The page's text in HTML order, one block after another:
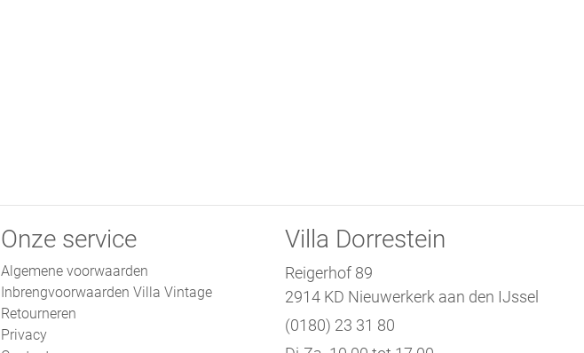
Onze service
Algemene voorwaarden
Inbrengvoorwaarden Villa Vintage
Retourneren
Privacy
Villa Dorrestein
Reigerhof 89
2914 KD Nieuwerkerk aan den IJssel
(0180) 23 31 80